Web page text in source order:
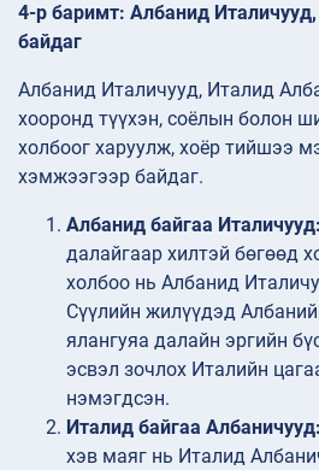
4-р баримт: Албанид
байдаг
Албанид Италичууд, Италид
хооронд түүхэн, соёлын болон
холбоог харуулж, хоёр тийшээ
хэмжээгээр байдаг.
Албанид байгаа Италичууд:
далайгаар хилтэй бөгөөд
холбоо нь Албанид
Сүүлийн жилүүдэд
ялангуяа далайн эргийн
эсвэл зочлох Италийн
нэмэгдсэн.
Италид байгаа Албаничууд:
хэв маяг нь Италид